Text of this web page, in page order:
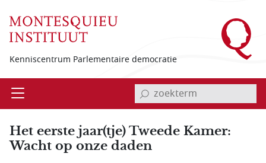
Kenniscentrum Parlementaire democratie
Open invoerveld zoekterm
Het eerste jaar(tje) Tweede Kamer:
Wacht op onze daden